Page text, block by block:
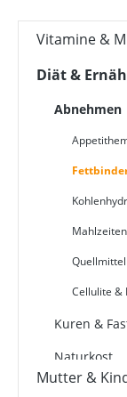
Vitamine &
Diät &
Abnehmen
Quellmittel
Cellulite &
Kuren &
Naturkost
Mutter &